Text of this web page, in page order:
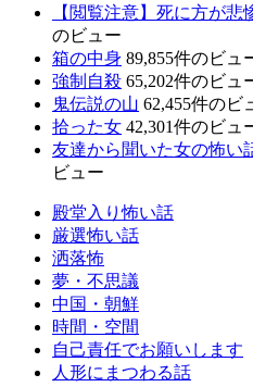
【閲覧注意】死に方が悲
のビュー
箱の中身 89,855件のビュ
強制自殺 65,202件のビュ
鬼伝説の山 62,455件のビ
拾った女 42,301件のビュ
友達から聞いた女の怖い
ビュー
殿堂入り怖い話
厳選怖い話
洒落怖
夢・不思議
中国・朝鮮
時間・空間
自己責任でお願いします
人形にまつわる話